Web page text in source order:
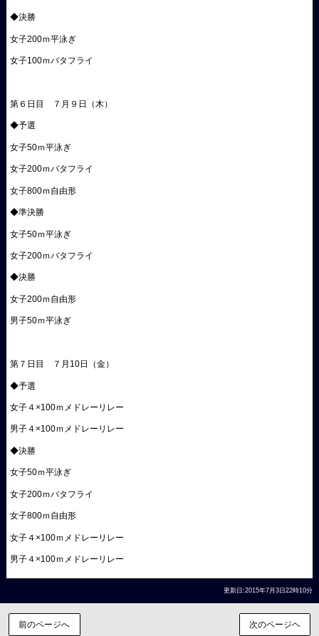
◆決勝
女子200ｍ平泳ぎ
女子100ｍバタフライ
第６日目 ７月９日（木）
◆予選
女子50ｍ平泳ぎ
女子200ｍバタフライ
女子800ｍ自由形
◆準決勝
女子50ｍ平泳ぎ
女子200ｍバタフライ
◆決勝
女子200ｍ自由形
男子50ｍ平泳ぎ
第７日目 ７月10日（金）
◆予選
女子４×100ｍメドレーリレー
男子４×100ｍメドレーリレー
◆決勝
女子50ｍ平泳ぎ
女子200ｍバタフライ
女子800ｍ自由形
女子４×100ｍメドレーリレー
男子４×100ｍメドレーリレー
更新日:2015年7月3日22時10分
前のページへ 次のページヘ